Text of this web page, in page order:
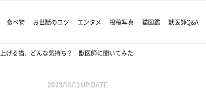
食べ物 お世話のコツ エンタメ 投稿写真 猫図鑑 獣医師Q&A
げる猫、どんな気持ち？ 獣医師に聞いてみた
2023/10/13 UP DATE